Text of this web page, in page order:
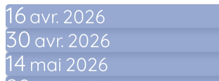
16 avr. 2026
30 avr. 2026
14 mai 2026